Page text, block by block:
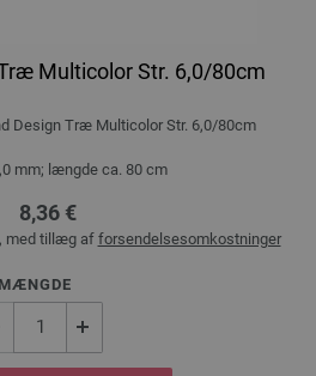
Multicolor Str. 6,0/80cm
Design Træ Multicolor Str. 6,0/80cm
mm; længde ca. 80 cm
8,36 €
med tillæg af forsendelsesomkostninger
MÆNGDE